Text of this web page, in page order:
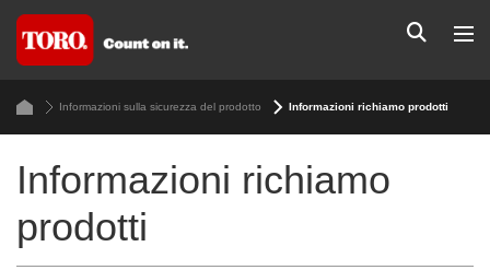
Informazioni sulla sicurezza del prodotto Informazioni richiamo prodotti
Informazioni richiamo
prodotti